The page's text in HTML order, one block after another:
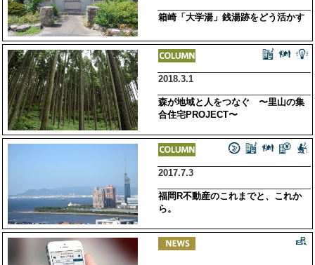
箱崎「大学湯」銭湯跡をどう活かす
2018.3.1
森が地域と人をつなぐ 〜里山の集
合住宅PROJECT〜
2017.7.3
福岡R不動産のこれまでと、これか
ら。